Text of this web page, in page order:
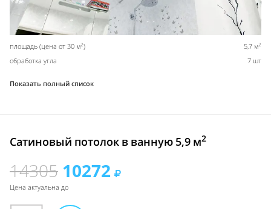
площадь (цена от 30 м2) 5,7 м2
обработка угла 7 шт
Показать полный список
Сатиновый потолок в ванную 5,9 м2
14305 10272
Цена актуальна до